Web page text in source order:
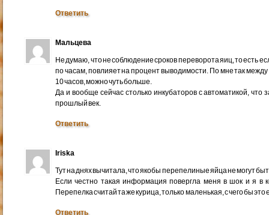
Ответить
Мальцева
Не думаю, что не соблюдение сроков переворота яиц, то есть
по часам, повлияет на процент выводимости. По мне так
10 часов, можно чуть больше.
Да и вообще сейчас столько инкубаторов с автоматикой,
прошлый век.
Ответить
Iriska
Тут на днях вычитала, что якобы перепелиные яйца не могут
Если честно такая информация повергла меня в шок и я в
Перепелка считай та же курица, только маленькая, с чего бы
Ответить